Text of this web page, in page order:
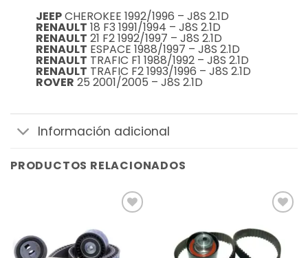
JEEPCHEROKEE 1992/1996 – J8S 2.1D
RENAULT 18 F3 1991/1994 – J8S 2.1D
RENAULT 21 F2 1992/1997 – J8S 2.1D
RENAULT ESPACE 1988/1997 – J8S 2.1D
RENAULT TRAFIC F1 1988/1992 – J8S 2.1D
RENAULT TRAFIC F2 1993/1996 – J8S 2.1D
ROVER 25 2001/2005 – J8S 2.1D
Información adicional
PRODUCTOS RELACIONADOS
lista de
deseos
a la
lista de
deseos